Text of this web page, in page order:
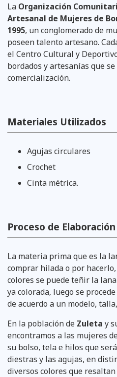
La Organización
Artesanal de Mujeres de
1995, un conglomerado de
poseen talento artesano.
el Centro Cultural y
bordados y artesanías que
comercialización.
Materiales Utilizados
Agujas circulares
Crochet
Cinta métrica.
Proceso de Elaboración
La materia prima que es la
comprar hilada o por hacerlo,
colores se puede teñir la
ya colorada, luego se
de acuerdo a un modelo,
En la población de Zuleta y
encontramos a las mujeres
su bolso, tela e hilos que
diestras y las agujas, en
diversos colores que